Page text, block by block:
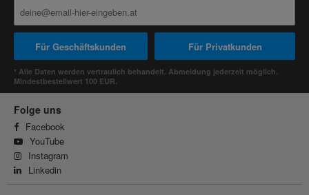
Für Geschäftskunden Für Privatkunden
* Alle Daten werden vertraulich behandelt. Abmeldung jederzeit möglich.
Mindestbestellwert 100 EUR.
Folge uns
Facebook
YouTube
Instagram
Linkedin